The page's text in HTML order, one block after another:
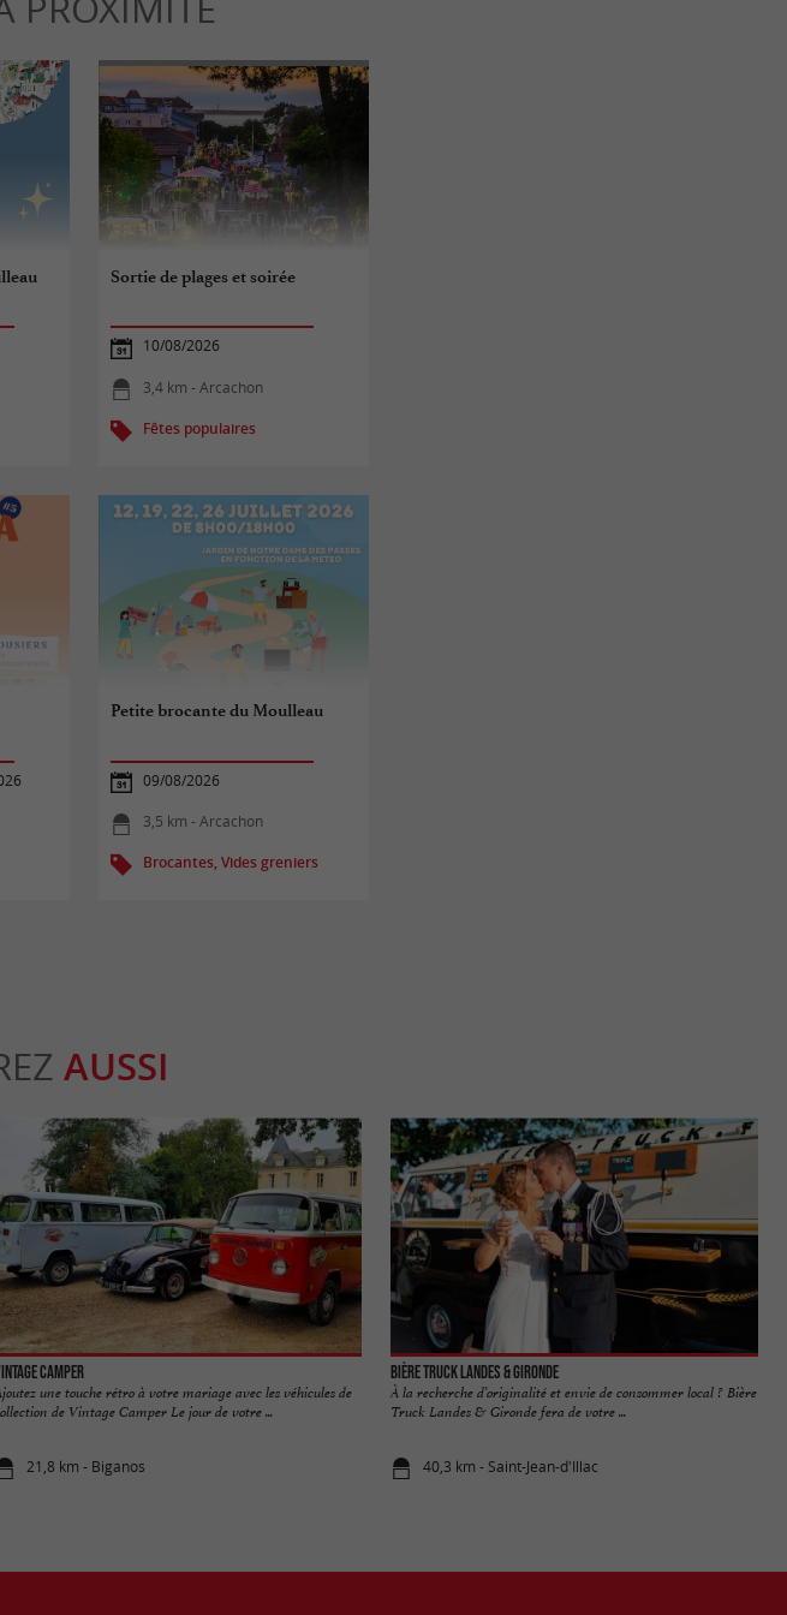
Sortie de plages et soirée
10/08/2026
3,4 km - Arcachon
Fêtes populaires
Petite brocante du Moulleau
09/08/2026
3,5 km - Arcachon
Brocantes, Vides greniers
AUSSI
Camper
une touche rétro à votre mariage avec les véhicules de
de Vintage Camper Le jour de votre ...
21,8 km - Biganos
Bière Truck Landes & Gironde
À la recherche d’originalité et envie de consommer local ? Bière
Truck Landes & Gironde fera de votre ...
40,3 km - Saint-Jean-d'Illac